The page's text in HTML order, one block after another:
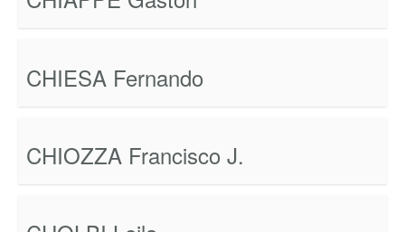
CHIESA Fernando
CHIOZZA Francisco J.